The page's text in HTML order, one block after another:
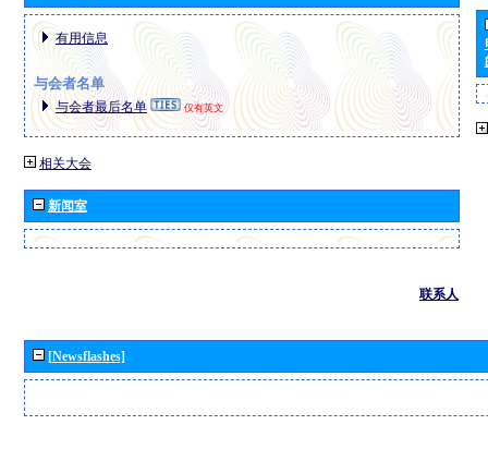
有用信息
与会者名单
与会者最后名单 仅有英文
相关大会
新闻室
联系人
[Newsflashes]